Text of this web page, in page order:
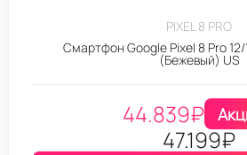
PIXEL 8 PRO
Смартфон Google Pixel 8 Pro
(Бежевый) US
44.839₽
47.199₽